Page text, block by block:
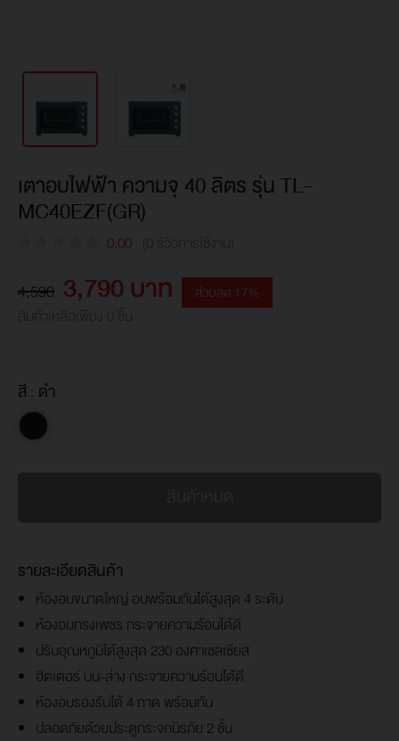
เตาอบไฟฟ้า ความจุ 40 ลิตร รุ่น TL-
MC40EZF(GR)
0.00
4,590 3,790 บาท ส่วนลด 17%
สี : ดำ
รายละเอียดสินค้า
ห้องอบขนาดใหญ่ อบพร้อมกันได้สูงสุด 4 ระดับ
ห้องอบทรงเพชร กระจายความร้อนได้ดี
ปรับอุณหภูมิได้สูงสุด 230 องศาเซลเซียส
ฮีตเตอร์ บน-ล่าง กระจายความร้อนได้ดี
ห้องอบรองรับได้ 4 ถาด พร้อมกัน
ปลอดภัยด้วยประตูกระจกนิรภัย 2 ชั้น